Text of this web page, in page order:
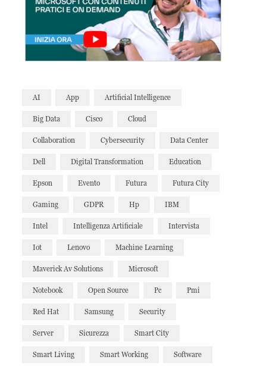
AI App Artificial Intelligence
Big Data Cisco Cloud
Collaboration Cybersecurity Data Center
Dell Digital Transformation Education
Epson Evento Futura Futura City
Gaming GDPR Hp IBM
Intel Intelligenza Artificiale Intervista
Iot Lenovo Machine Learning
Maverick Av Solutions Microsoft
Notebook Open Source Pc Pmi
Red Hat Samsung Security
Server Sicurezza Smart City
Smart Living Smart Working Software